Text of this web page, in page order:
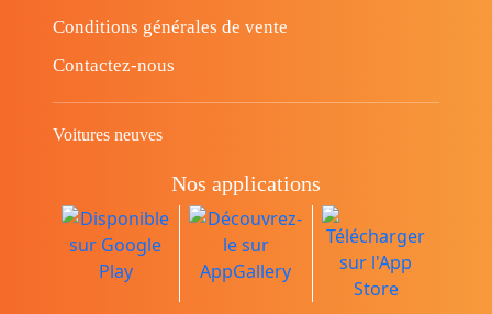
Conditions générales de vente
Contactez-nous
Voitures neuves
Nos applications